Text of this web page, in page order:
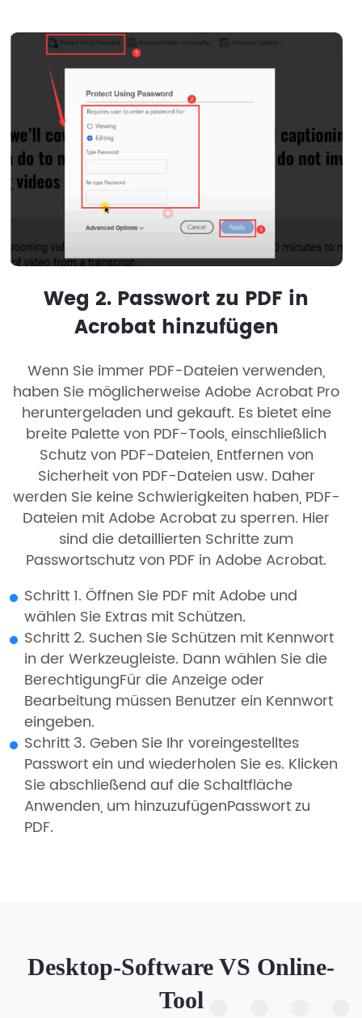
Weg 2. Passwort zu PDF in
Acrobat hinzufügen
Wenn Sie immer PDF-Dateien verwenden,
haben Sie möglicherweise Adobe Acrobat Pro
heruntergeladen und gekauft. Es bietet eine
breite Palette von PDF-Tools, einschließlich
Schutz von PDF-Dateien, Entfernen von
Sicherheit von PDF-Dateien usw. Daher
werden Sie keine Schwierigkeiten haben, PDF-
Dateien mit Adobe Acrobat zu sperren. Hier
sind die detaillierten Schritte zum
Passwortschutz von PDF in Adobe Acrobat.
Schritt 1. Öffnen Sie PDF mit Adobe und
wählen Sie Extras mit Schützen.
Schritt 2. Suchen Sie Schützen mit Kennwort
in der Werkzeugleiste. Dann wählen Sie die
BerechtigungFür die Anzeige oder
Bearbeitung müssen Benutzer ein Kennwort
eingeben.
Schritt 3. Geben Sie Ihr voreingestelltes
Passwort ein und wiederholen Sie es. Klicken
Sie abschließend auf die Schaltfläche
Anwenden, um hinzuzufügenPasswort zu
PDF.
Desktop-Software VS Online-
Tool